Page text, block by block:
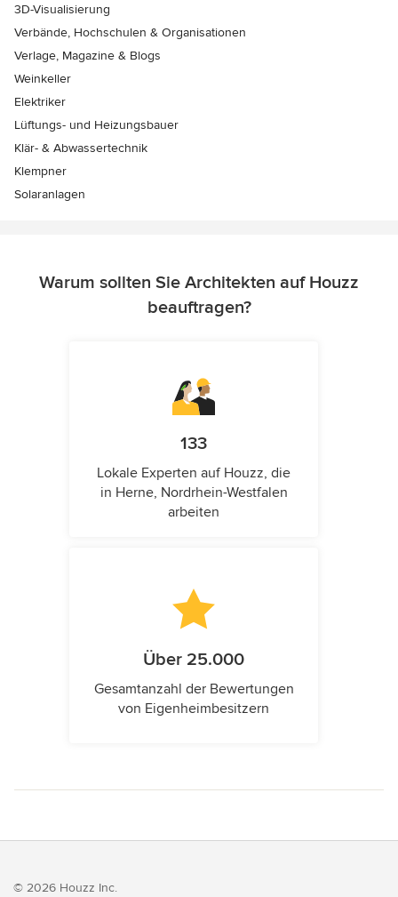
3D-Visualisierung
Verbände, Hochschulen & Organisationen
Verlage, Magazine & Blogs
Weinkeller
Elektriker
Lüftungs- und Heizungsbauer
Klär- & Abwassertechnik
Klempner
Solaranlagen
Warum sollten Sie Architekten auf Houzz
beauftragen?
133
Lokale Experten auf Houzz, die
in Herne, Nordrhein-Westfalen
arbeiten
Über 25.000
Gesamtanzahl der Bewertungen
von Eigenheimbesitzern
© 2026 Houzz Inc.